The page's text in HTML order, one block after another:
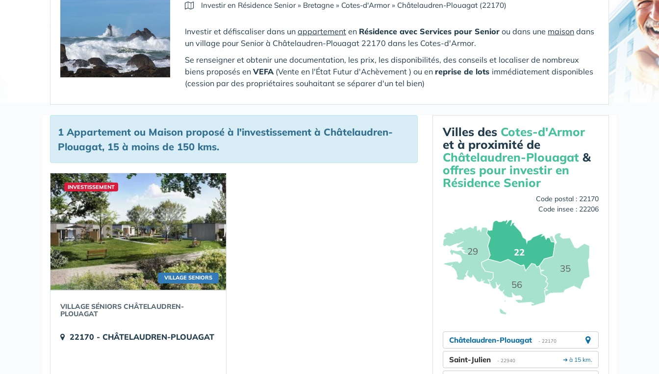
Investir en Résidence Senior» Bretagne » Cotes-d'Armor» Châtelaudren-Plouagat (22170)
Investir et défiscaliser dans un appartement en Résidence avec Services pour Senior ou dans une maison dans
un village pour Senior à Châtelaudren-Plouagat 22170 dans les Cotes-d'Armor.
Se renseigner et obtenir une documentation, les prix, les disponibilités, des conseils et localiser de nombreux
biens proposés en VEFA (Vente en l'État Futur d'Achèvement ) ou en reprise de lots immédiatement disponibles
(cession par des propriétaires souhaitant se séparer d'un tel bien)
1 Appartement ou Maison proposé à l'investissement à Châtelaudren-
Plouagat, 15 à moins de 150 kms.
VILLAGE SENIORS
INVESTISSEMENT
VILLAGE SÉNIORS CHÂTELAUDREN-
PLOUAGAT
22170 - CHÂTELAUDREN-PLOUAGAT
Villes des Cotes-d'Armor
et à proximité de
Châtelaudren-Plouagat &
offres pour investir en
Résidence Senior
Code postal : 22170
Code insee : 22206
22
29
35
56
Châtelaudren-Plouagat - 22170
➔ à 15 km.
Saint-Julien - 22940